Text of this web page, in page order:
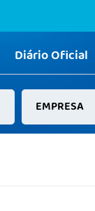
Diário Oficial
EMPRESA